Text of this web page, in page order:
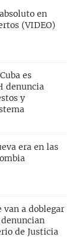
en
(VIDEO)
es
denuncia
y
era en las
van a doblegar
de Justicia